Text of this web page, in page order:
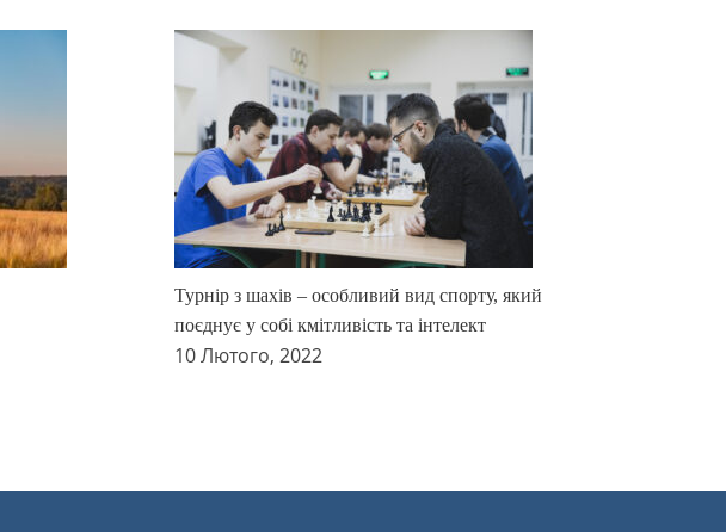
Турнір з шахів – особливий вид спорту, який
поєднує у собі кмітливість та інтелект
10 Лютого, 2022